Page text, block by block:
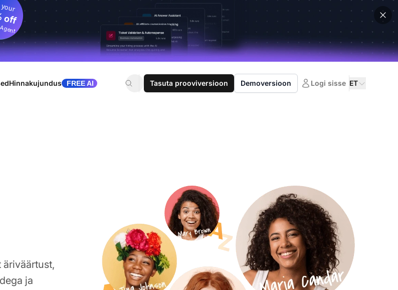
off
Hinnakujundus FREE AI Tasuta prooviversioon Demoversioon Logi sisse ET
ja